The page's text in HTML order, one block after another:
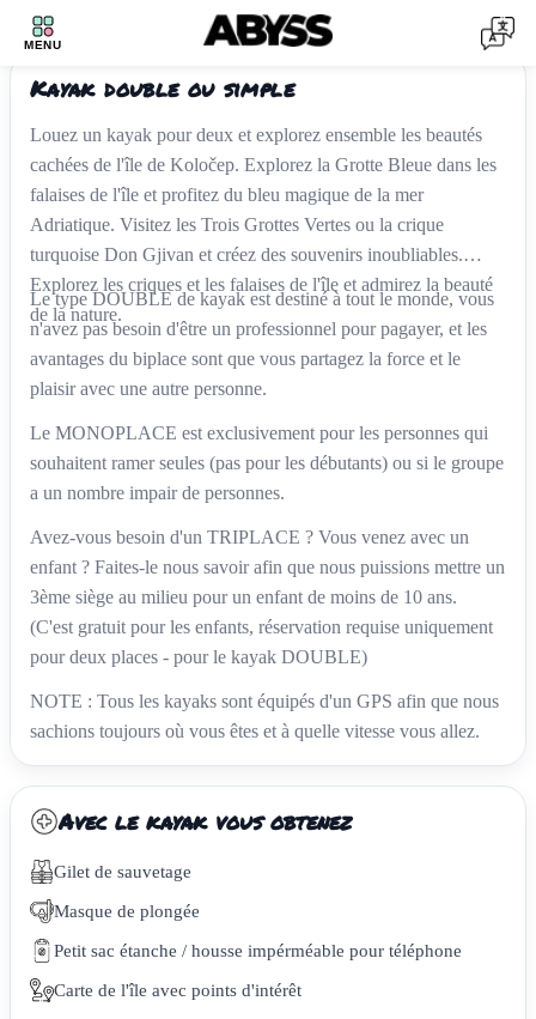
MENU
‹
/3
KAYAK DOUBLE
Kayak double ou simple
Louez un kayak pour deux et explorez ensemble les beautés
cachées de l'île de Koločep. Explorez la Grotte Bleue dans les
falaises de l'île et profitez du bleu magique de la mer
Adriatique. Visitez les Trois Grottes Vertes ou la crique
turquoise Don Gjivan et créez des souvenirs inoubliables.
Explorez les criques et les falaises de l'île et admirez la beauté
de la nature.
Le type DOUBLE de kayak est destiné à tout le monde, vous
n'avez pas besoin d'être un professionnel pour pagayer, et les
avantages du biplace sont que vous partagez la force et le
plaisir avec une autre personne.
Le MONOPLACE est exclusivement pour les personnes qui
souhaitent ramer seules (pas pour les débutants) ou si le groupe
a un nombre impair de personnes.
Avez-vous besoin d'un TRIPLACE ? Vous venez avec un
enfant ? Faites-le nous savoir afin que nous puissions mettre un
3ème siège au milieu pour un enfant de moins de 10 ans.
(C'est gratuit pour les enfants, réservation requise uniquement
pour deux places - pour le kayak DOUBLE)
NOTE : Tous les kayaks sont équipés d'un GPS afin que nous
sachions toujours où vous êtes et à quelle vitesse vous allez.
Avec le kayak vous obtenez
Gilet de sauvetage
Masque de plongée
Petit sac étanche / housse impérméable pour téléphone
Carte de l'île avec points d'intérêt